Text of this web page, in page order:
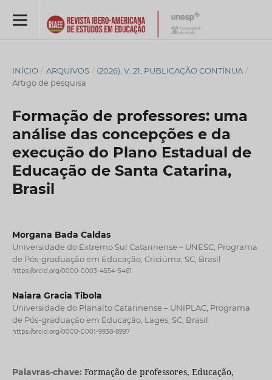
INÍCIO / ARQUIVOS / (2026), V. 21, PUBLICAÇÃO CONTÍNUA /
Artigo de pesquisa
Formação de professores: uma
análise das concepções e da
execução do Plano Estadual de
Educação de Santa Catarina,
Brasil
Morgana Bada Caldas
Universidade do Extremo Sul Catarinense – UNESC, Programa
de Pós-graduação em Educação, Criciúma, SC, Brasil
https://orcid.org/0000-0003-4554-5461
Naiara Gracia Tibola
Universidade do Planalto Catarinense – UNIPLAC, Programa
de Pós-graduação em Educação, Lages, SC, Brasil
https://orcid.org/0000-0001-9938-8997
Palavras-chave: Formação de professores, Educação,